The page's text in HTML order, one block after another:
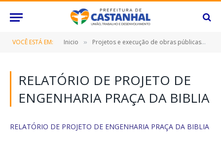
VOCÊ ESTÁ EM: Inicio » Projetos e execução de obras públicas
RELATÓRIO DE PROJETO DE
ENGENHARIA PRAÇA DA BIBLIA
RELATÓRIO DE PROJETO DE ENGENHARIA PRAÇA DA BIBLIA